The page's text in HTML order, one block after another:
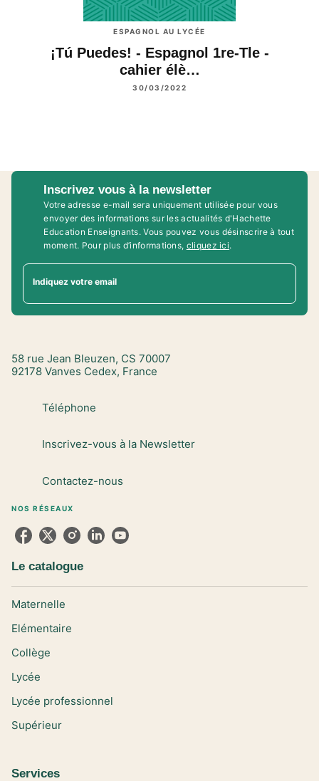
ESPAGNOL AU LYCÉE
¡Tú Puedes! - Espagnol 1re-Tle -
cahier élè…
30/03/2022
Inscrivez vous à la newsletter
Votre adresse e-mail sera uniquement utilisée pour vous
envoyer des informations sur les actualités d'Hachette
Education Enseignants. Vous pouvez vous désinscrire à tout
moment. Pour plus d’informations, cliquez ici.
Indiquez votre email
58 rue Jean Bleuzen, CS 70007
92178 Vanves Cedex, France
Téléphone
Inscrivez-vous à la Newsletter
Contactez-nous
NOS RÉSEAUX
Le catalogue
Maternelle
Elémentaire
Collège
Lycée
Lycée professionnel
Supérieur
Services